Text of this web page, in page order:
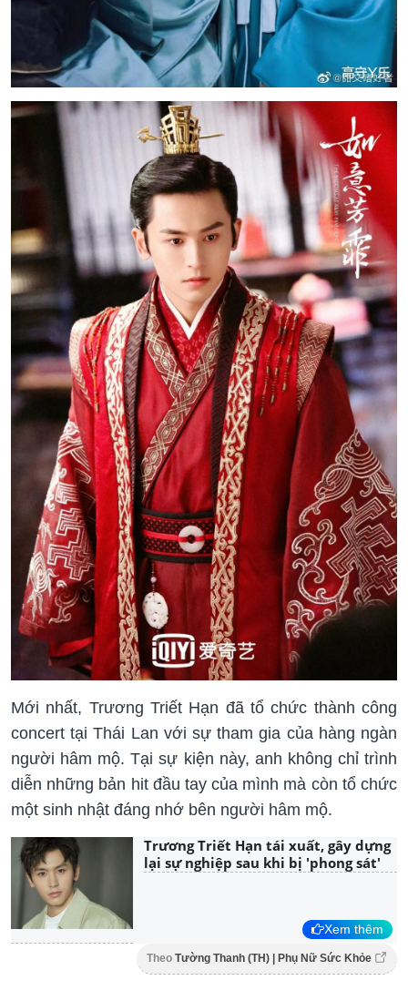
Mới nhất, Trương Triết Hạn đã tổ chức thành công
concert tại Thái Lan với sự tham gia của hàng ngàn
người hâm mộ. Tại sự kiện này, anh không chỉ trình
diễn những bản hit đầu tay của mình mà còn tổ chức
một sinh nhật đáng nhớ bên người hâm mộ.
Trương Triết Hạn tái xuất, gây dựng
lại sự nghiệp sau khi bị 'phong sát'
Xem thêm
Theo Tường Thanh (TH) | Phụ Nữ Sức Khỏe